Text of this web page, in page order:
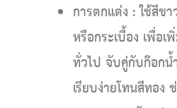
การตกแต่ง : ใช้สีข
หรือกระเบื้อง เพื่อ
ทั่วไป จับคู่กับก๊อกน้
เรียบง่ายโทนสีทอง